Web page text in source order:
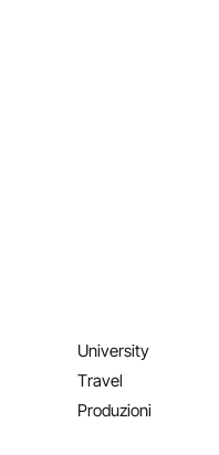
University
Travel
Produzioni